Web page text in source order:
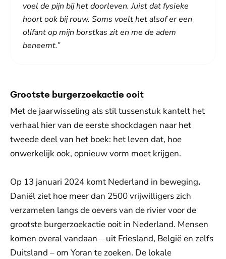
voel de pijn bij het doorleven. Juist dat fysieke
hoort ook bij rouw. Soms voelt het alsof er een
olifant op mijn borstkas zit en me de adem
beneemt.”
Grootste burgerzoekactie ooit
Met de jaarwisseling als stil tussenstuk kantelt het
verhaal hier van de eerste shockdagen naar het
tweede deel van het boek: het leven dat, hoe
onwerkelijk ook, opnieuw vorm moet krijgen.
Op 13 januari 2024 komt Nederland in beweging.
Daniël ziet hoe meer dan 2500 vrijwilligers zich
verzamelen langs de oevers van de rivier voor de
grootste burgerzoekactie ooit in Nederland. Mensen
komen overal vandaan – uit Friesland, België en zelfs
Duitsland – om Yoran te zoeken. De lokale